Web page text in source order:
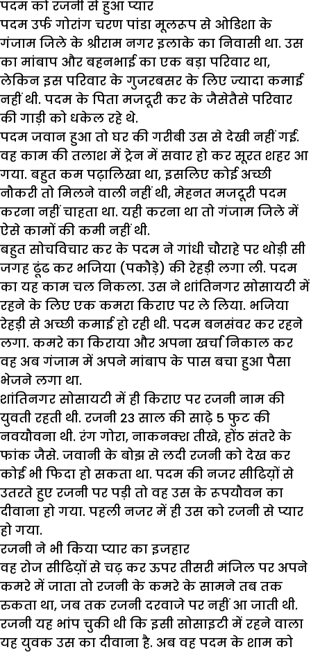
पदम को रजनी से हुआ प्यार
पदम उर्फ गोरांग चरण पांडा मूलरूप से ओडिशा के
गंजाम जिले के श्रीराम नगर इलाके का निवासी था. उस
का मांबाप और बहनभाई का एक बड़ा परिवार था,
लेकिन इस परिवार के गुजरबसर के लिए ज्यादा कमाई
नहीं थी. पदम के पिता मजदूरी कर के जैसेतैसे परिवार
की गाड़ी को धकेल रहे थे.
पदम जवान हुआ तो घर की गरीबी उस से देखी नहीं गई.
वह काम की तलाश में ट्रेन में सवार हो कर सूरत शहर आ
गया. बहुत कम पढ़ालिखा था, इसलिए कोई अच्छी
नौकरी तो मिलने वाली नहीं थी, मेहनत मजदूरी पदम
करना नहीं चाहता था. यही करना था तो गंजाम जिले में
ऐसे कामों की कमी नहीं थी.
बहुत सोचविचार कर के पदम ने गांधी चौराहे पर थोड़ी सी
जगह ढूंढ कर भजिया (पकौड़े) की रेहड़ी लगा ली. पदम
का यह काम चल निकला. उस ने शांतिनगर सोसायटी में
रहने के लिए एक कमरा किराए पर ले लिया. भजिया
रेहड़ी से अच्छी कमाई हो रही थी. पदम बनसंवर कर रहने
लगा. कमरे का किराया और अपना खर्चा निकाल कर
वह अब गंजाम में अपने मांबाप के पास बचा हुआ पैसा
भेजने लगा था.
शांतिनगर सोसायटी में ही किराए पर रजनी नाम की
युवती रहती थी. रजनी 23 साल की साढ़े 5 फुट की
नवयौवना थी. रंग गोरा, नाकनक्श तीखे, होंठ संतरे के
फांक जैसे. जवानी के बोझ से लदी रजनी को देख कर
कोई भी फिदा हो सकता था. पदम की नजर सीढिय़ों से
उतरते हुए रजनी पर पड़ी तो वह उस के रूपयौवन का
दीवाना हो गया. पहली नजर में ही उस को रजनी से प्यार
हो गया.
रजनी ने भी किया प्यार का इजहार
वह रोज सीढिय़ों से चढ़ कर ऊपर तीसरी मंजिल पर अपने
कमरे में जाता तो रजनी के कमरे के सामने तब तक
रुकता था, जब तक रजनी दरवाजे पर नहीं आ जाती थी.
रजनी यह भांप चुकी थी कि इसी सोसाइटी में रहने वाला
यह युवक उस का दीवाना है. अब वह पदम के शाम को